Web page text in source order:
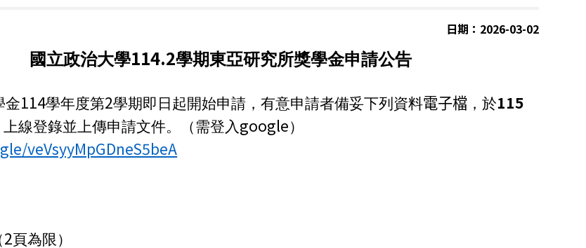
日期：2026-03-02
國立政治大學114.2學期東亞研究所獎學金申請公告
金114學年度第2學期即日起開始申請，有意申請者備妥下列資料電子檔 ，於115
上線登錄並上傳申請文件。（需登入google）
veVsyyMpGDneS5beA
2頁為限）